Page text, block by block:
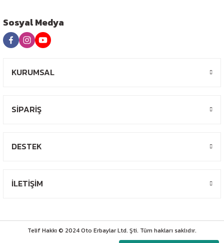
Sosyal Medya
KURUMSAL
SİPARİŞ
DESTEK
İLETİŞİM
Telif Hakkı © 2024 Oto Erbaylar Ltd. Şti. Tüm hakları saklıdır.